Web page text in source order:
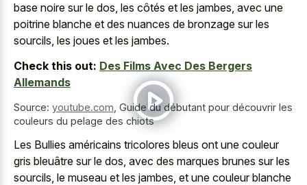
base noire sur le dos, les côtés et les jambes, avec une
poitrine blanche et des nuances de bronzage sur les
sourcils, les joues et les jambes.
Check this out: Des Films Avec Des Bergers
Allemands
Source: youtube.com Guide du débutant pour découvrir les
couleurs du pelage des chiots
Les Bullies américains tricolores bleus ont une couleur
gris bleuâtre sur le dos, avec des marques brunes sur les
sourcils, le museau et les jambes, et une couleur blanche